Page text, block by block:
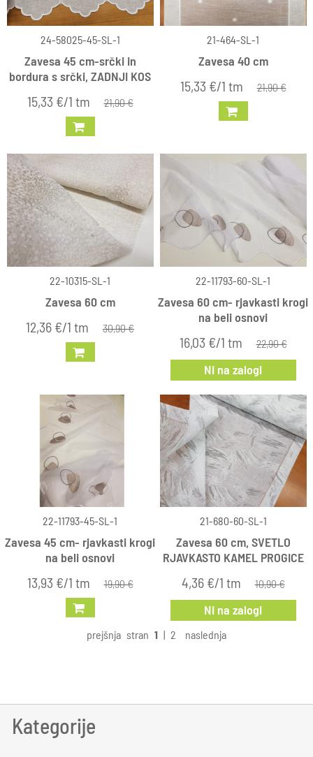
24-58025-45-SL-1
Zavesa 45 cm-srčki in
bordura s srčki, ZADNJI KOS
15,33 €/1 tm 21,90 €
21-464-SL-1
Zavesa 40 cm
15,33 €/1 tm 21,90 €
22-10315-SL-1
Zavesa 60 cm
12,36 €/1 tm 30,90 €
22-11793-60-SL-1
Zavesa 60 cm- rjavkasti krogi
na beli osnovi
16,03 €/1 tm 22,90 €
Ni na zalogi
22-11793-45-SL-1
Zavesa 45 cm- rjavkasti krogi
na beli osnovi
13,93 €/1 tm 19,90 €
21-680-60-SL-1
Zavesa 60 cm, SVETLO
RJAVKASTO KAMEL PROGICE
4,36 €/1 tm 10,90 €
Ni na zalogi
prejšnja stran 1 | 2 naslednja
Kategorije